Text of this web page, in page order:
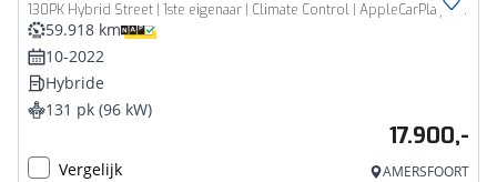
130PK Hybrid Street | 1ste eigenaar | Climate Control | AppleCarPlay/AndroidAuto | Armsteun | Cruise Control | DAB Radio | Bluetooth | Isofix |
59.918 km
10-2022
Hybride
131 pk (96 kW)
17.900,-
Vergelijk AMERSFOORT